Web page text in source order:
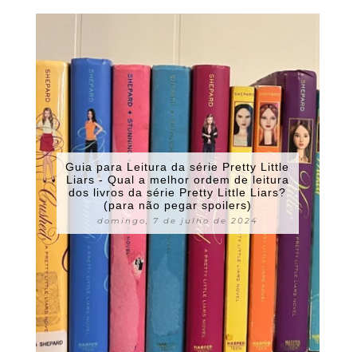
Guia para Leitura da série Pretty Little
Liars - Qual a melhor ordem de leitura
dos livros da série Pretty Little Liars?
(para não pegar spoilers)
domingo, 7 de julho de 2024